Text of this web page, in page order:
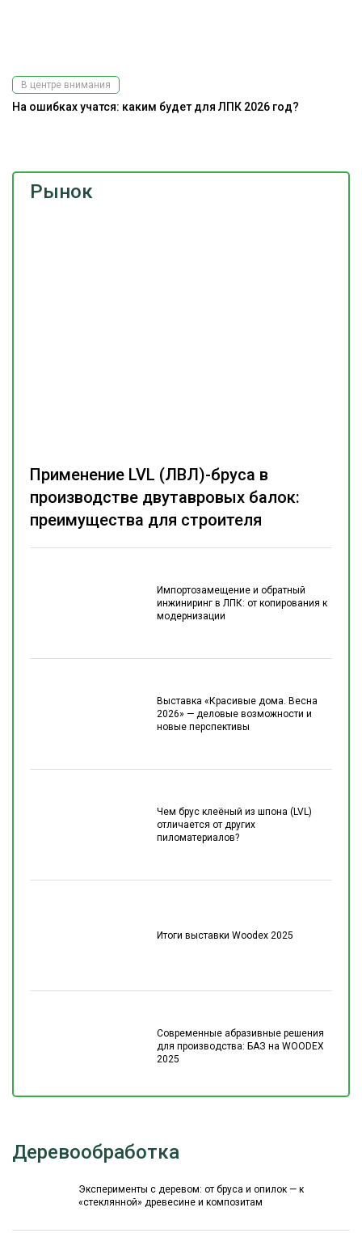
Рынок
Импортозамещение и обратный
инжиниринг в ЛПК: от копирования к
модернизации
Выставка «Красивые дома. Весна
2026» — деловые возможности и
новые перспективы
Чем брус клеёный из шпона (LVL)
отличается от других
пиломатериалов?
Итоги выставки Woodex 2025
Современные абразивные решения
для производства: БАЗ на WOODEX
2025
Применение LVL (ЛВЛ)-бруса в
производстве двутавровых балок:
преимущества для строителя
В центре внимания
На ошибках учатся: каким будет для ЛПК 2026 год?
Деревообработка
Эксперименты с деревом: от бруса и опилок — к
«стеклянной» древесине и композитам